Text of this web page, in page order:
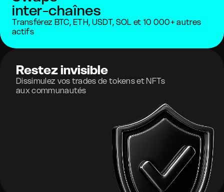
inter-chaînes
Transférez BTC, ETH, USDT, SOL et 10 000+ autres
actifs
Restez invisible
Dissimulez vos trades de tokens et NFTs
aux communautés